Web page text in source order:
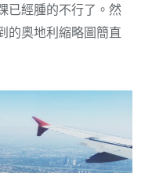
已經腫的不行了。然
的奧地利縮略圖簡直